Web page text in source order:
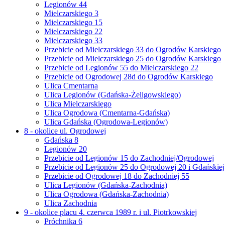
Legionów 44
Mielczarskiego 3
Mielczarskiego 15
Mielczarskiego 22
Mielczarskiego 33
Przebicie od Mielczarskiego 33 do Ogrodów Karskiego
Przebicie od Mielczarskiego 25 do Ogrodów Karskiego
Przebicie od Legionów 55 do Mielczarskiego 22
Przebicie od Ogrodowej 28d do Ogrodów Karskiego
Ulica Cmentarna
Ulica Legionów (Gdańska-Żeligowskiego)
Ulica Mielczarskiego
Ulica Ogrodowa (Cmentarna-Gdańska)
Ulica Gdańska (Ogrodowa-Legionów)
8 - okolice ul. Ogrodowej
Gdańska 8
Legionów 20
Przebicie od Legionów 15 do Zachodniej/Ogrodowej
Przebicie od Legionów 25 do Ogrodowej 20 i
Przebicie od Ogrodowej 18 do Zachodniej 55
Ulica Legionów (Gdańska-Zachodnia)
Ulica Ogrodowa (Gdańska-Zachodnia)
Ulica Zachodnia
9 - okolice placu 4. czerwca 1989 r. i ul. Piotrkowskiej
Próchnika 6